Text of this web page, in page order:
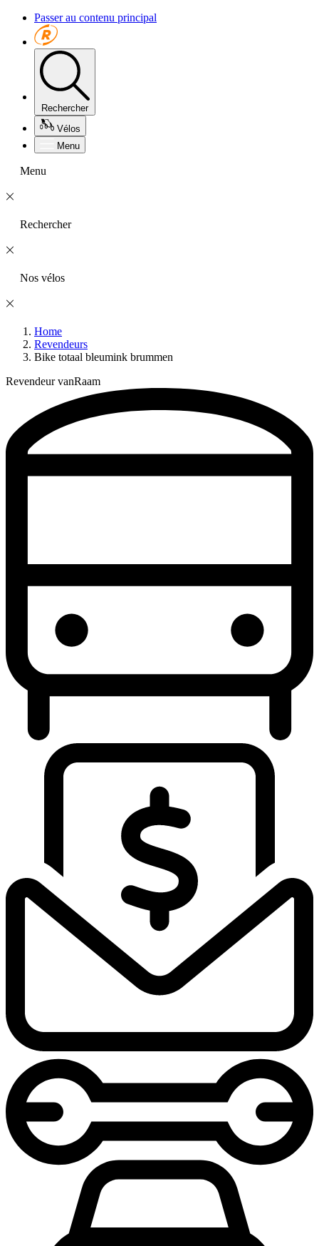
Passer au contenu principal
Rechercher
Vélos
Menu
Menu
Rechercher
Nos vélos
Home
Revendeurs
Bike totaal bleumink brummen
Revendeur vanRaam